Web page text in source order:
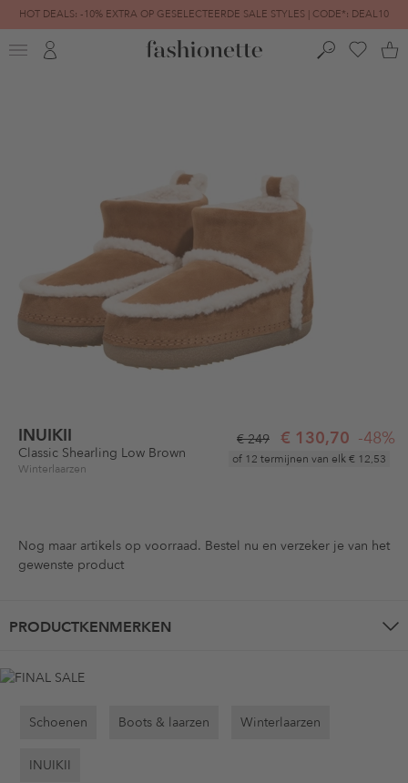
HOT DEALS: -10% EXTRA OP GESELECTEERDE SALE STYLES | CODE*: DEAL10
FINAL SALE | TOT -80% GEREDUCEERD
INUIKII
Classic Shearling Low Brown
Winterlaarzen
€ 249 € 130,70 -48%
of 12 termijnen van elk€ 12,53
Nog maar artikels op voorraad. Bestel nu en verzeker je van het
gewenste product
PRODUCTKENMERKEN
Schoenen Boots & laarzen Winterlaarzen
INUIKII